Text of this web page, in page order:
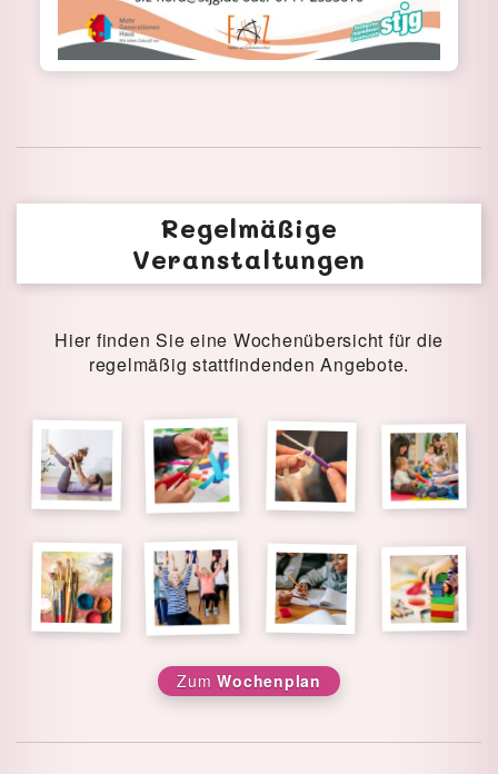
Regelmäßige
Veranstaltungen
Hier finden Sie eine Wochenübersicht für die
regelmäßig stattfindenden Angebote.
ZumWochenplan